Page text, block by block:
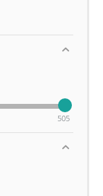
505